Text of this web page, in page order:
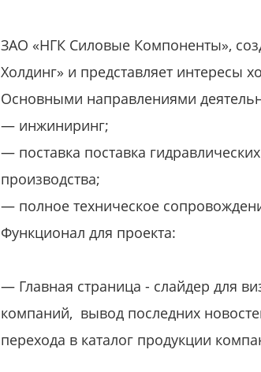
ЗАО «НГК Силовые Компоненты»,
Холдинг» и представляет интересы
Основными направлениями
— инжиниринг;
— поставка поставка
производства;
— полное техническое
Функционал для проекта:
— Главная страница - слайдер для
компаний, вывод последних
перехода в каталог продукции